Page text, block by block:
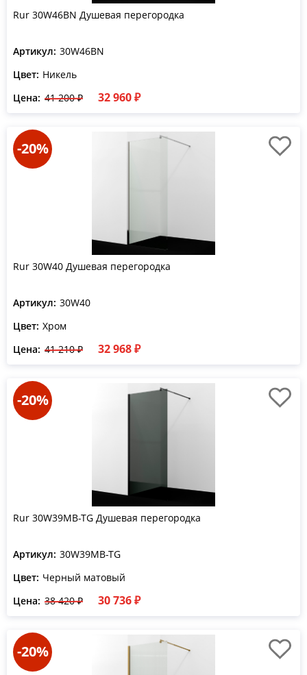
Rur 30W46BN Душевая перегородка
Артикул: 30W46BN
Цвет: Никель
Цена: 41 200 ₽ 32 960 ₽
-20%
Rur 30W40 Душевая перегородка
Артикул: 30W40
Цвет: Хром
Цена: 41 210 ₽ 32 968 ₽
-20%
Rur 30W39MB-TG Душевая перегородка
Артикул: 30W39MB-TG
Цвет: Черный матовый
Цена: 38 420 ₽ 30 736 ₽
-20%